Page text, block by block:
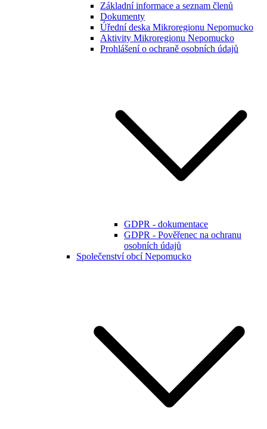
Základní informace a seznam členů
Dokumenty
Úřední deska Mikroregionu Nepomucko
Aktivity Mikroregionu Nepomucko
Prohlášení o ochraně osobních údajů
GDPR - dokumentace
GDPR - Pověřenec na ochranu
osobních údajů
Společenství obcí Nepomucko